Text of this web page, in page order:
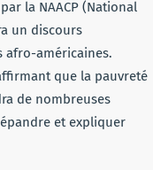
la NAACP (National
un discours
afro-américaines.
que la pauvreté
de nombreuses
et expliquer